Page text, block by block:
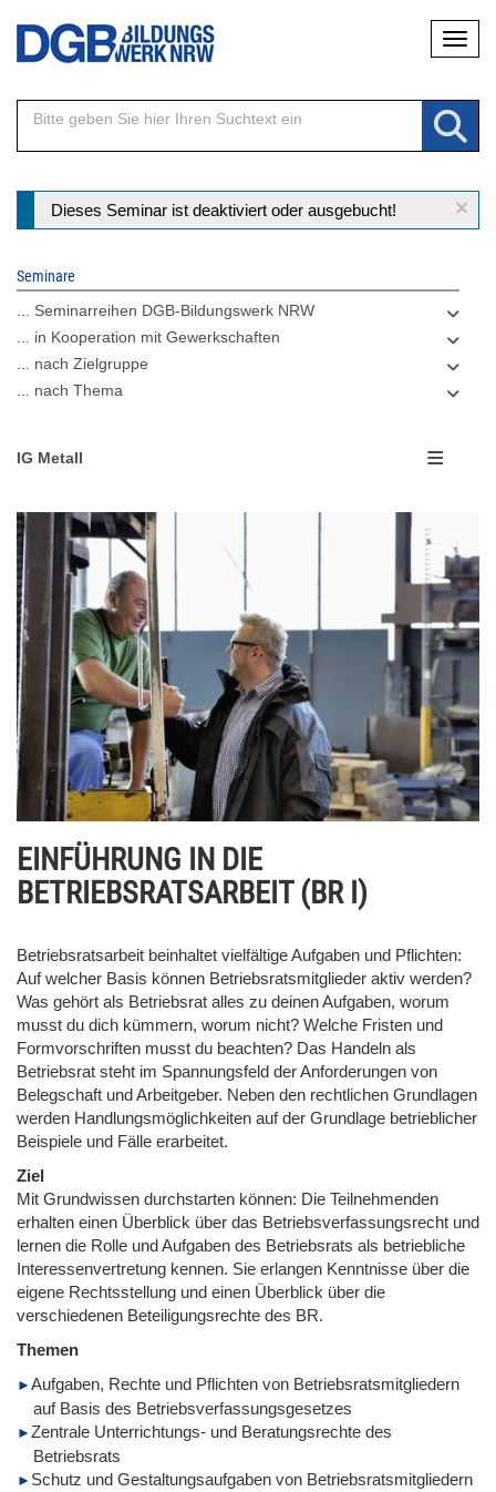
Direkt
Inhalt
×
Statusmeldung
Dieses Seminar ist deaktiviert oder ausgebucht!
Seminare
... Seminarreihen DGB-Bildungswerk NRW
... in Kooperation mit Gewerkschaften
... nach Zielgruppe
... nach Thema
IG Metall
EINFÜHRUNG IN DIE
BETRIEBSRATSARBEIT (BR I)
Betriebsratsarbeit beinhaltet vielfältige Aufgaben und Pflichten:
Auf welcher Basis können Betriebsratsmitglieder aktiv werden?
Was gehört als Betriebsrat alles zu deinen Aufgaben, worum
musst du dich kümmern, worum nicht? Welche Fristen und
Formvorschriften musst du beachten? Das Handeln als
Betriebsrat steht im Spannungsfeld der Anforderungen von
Belegschaft und Arbeitgeber. Neben den rechtlichen Grundlagen
werden Handlungsmöglichkeiten auf der Grundlage betrieblicher
Beispiele und Fälle erarbeitet.
Ziel
Mit Grundwissen durchstarten können: Die Teilnehmenden
erhalten einen Überblick über das Betriebsverfassungsrecht und
lernen die Rolle und Aufgaben des Betriebsrats als betriebliche
Interessenvertretung kennen. Sie erlangen Kenntnisse über die
eigene Rechtsstellung und einen Überblick über die
verschiedenen Beteiligungsrechte des BR.
Themen
Aufgaben, Rechte und Pflichten von Betriebsratsmitgliedern
auf Basis des Betriebsverfassungsgesetzes
Zentrale Unterrichtungs- und Beratungsrechte des
Betriebsrats
Schutz und Gestaltungsaufgaben von Betriebsratsmitgliedern